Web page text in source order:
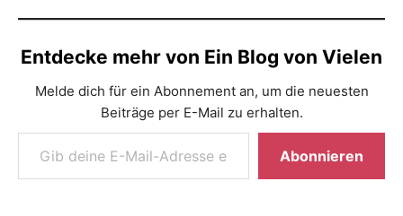
Entdecke mehr von Ein Blog von Vielen
Melde dich für ein Abonnement an, um die neuesten
Beiträge per E-Mail zu erhalten.
Gib deine E-Mail-Adresse ein ...
Abonnieren